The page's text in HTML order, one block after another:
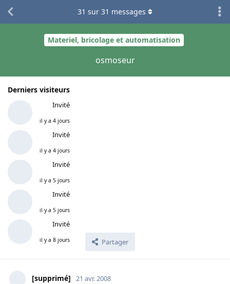
Materiel, bricolage et automatisation
osmoseur
Derniers visiteurs
Invité
il y a 4 jours
Invité
il y a 4 jours
Invité
il y a 5 jours
Invité
il y a 5 jours
Invité
il y a 8 jours Partager
31 sur 31 messages
[supprimé] 21 avr. 2008